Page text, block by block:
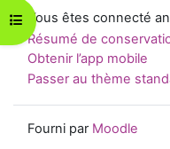
Ouvrir l’index du cours
Vous êtes connecté
Résumé de
Obtenir l’app mobile
Passer au thème
Fourni par Moodle